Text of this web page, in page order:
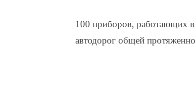
100 приборов, работающих
автодорог общей